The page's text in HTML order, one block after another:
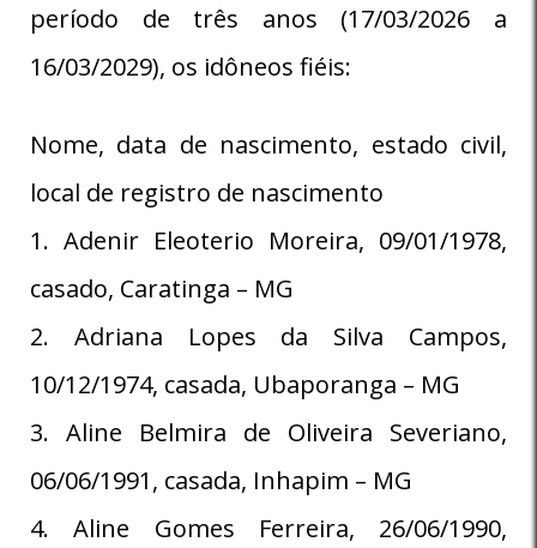
período de três anos (17/03/2026 a
16/03/2029), os idôneos fiéis:
Nome, data de nascimento, estado civil,
local de registro de nascimento
1. Adenir Eleoterio Moreira, 09/01/1978,
casado, Caratinga – MG
2. Adriana Lopes da Silva Campos,
10/12/1974, casada, Ubaporanga – MG
3. Aline Belmira de Oliveira Severiano,
06/06/1991, casada, Inhapim – MG
4. Aline Gomes Ferreira, 26/06/1990,